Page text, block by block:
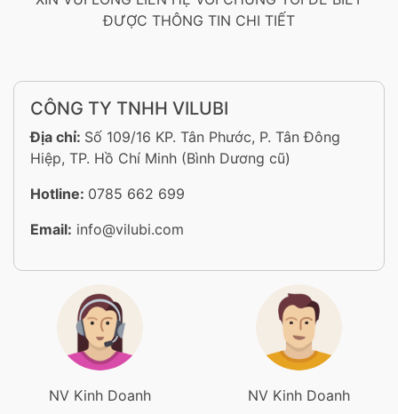
ĐƯỢC THÔNG TIN CHI TIẾT
CÔNG TY TNHH VILUBI
Địa chỉ: Số 109/16 KP. Tân Phước, P. Tân Đông
Hiệp, TP. Hồ Chí Minh (Bình Dương cũ)
Hotline: 0785 662 699
Email: info@vilubi.com
NV Kinh Doanh
NV Kinh Doanh